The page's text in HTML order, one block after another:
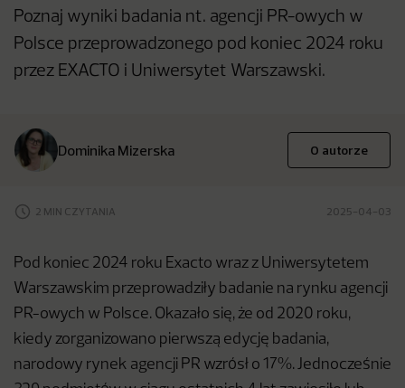
Poznaj wyniki badania nt. agencji PR-owych w
Polsce przeprowadzonego pod koniec 2024 roku
przez EXACTO i Uniwersytet Warszawski.
Dominika Mizerska O autorze
2 MIN CZYTANIA 2025-04-03
Pod koniec 2024 roku Exacto wraz z Uniwersytetem
Warszawskim przeprowadziły badanie na rynku agencji
PR-owych w Polsce. Okazało się, że od 2020 roku,
kiedy zorganizowano pierwszą edycję badania,
narodowy rynek agencji PR wzrósł o 17%. Jednocześnie